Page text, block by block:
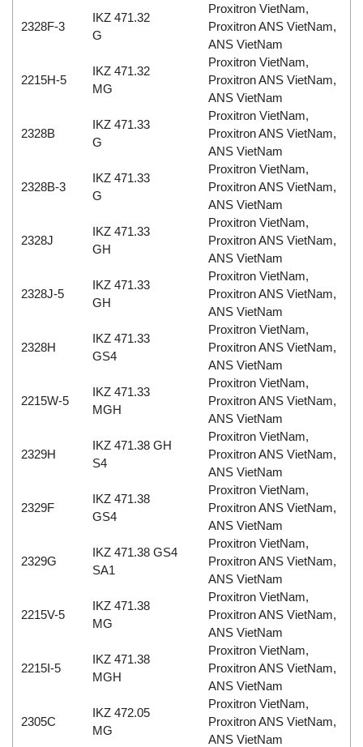
2328F-3
IKZ 471.32
G
Proxitron VietNam,
Proxitron ANS VietNam,
ANS VietNam
2215H-5
IKZ 471.32
MG
Proxitron VietNam,
Proxitron ANS VietNam,
ANS VietNam
2328B
IKZ 471.33
G
Proxitron VietNam,
Proxitron ANS VietNam,
ANS VietNam
2328B-3
IKZ 471.33
G
Proxitron VietNam,
Proxitron ANS VietNam,
ANS VietNam
2328J
IKZ 471.33
GH
Proxitron VietNam,
Proxitron ANS VietNam,
ANS VietNam
2328J-5
IKZ 471.33
GH
Proxitron VietNam,
Proxitron ANS VietNam,
ANS VietNam
2328H
IKZ 471.33
GS4
Proxitron VietNam,
Proxitron ANS VietNam,
ANS VietNam
2215W-5
IKZ 471.33
MGH
Proxitron VietNam,
Proxitron ANS VietNam,
ANS VietNam
2329H
IKZ 471.38 GH
S4
Proxitron VietNam,
Proxitron ANS VietNam,
ANS VietNam
2329F
IKZ 471.38
GS4
Proxitron VietNam,
Proxitron ANS VietNam,
ANS VietNam
2329G
IKZ 471.38 GS4
SA1
Proxitron VietNam,
Proxitron ANS VietNam,
ANS VietNam
2215V-5
IKZ 471.38
MG
Proxitron VietNam,
Proxitron ANS VietNam,
ANS VietNam
2215I-5
IKZ 471.38
MGH
Proxitron VietNam,
Proxitron ANS VietNam,
ANS VietNam
2305C
IKZ 472.05
MG
Proxitron VietNam,
Proxitron ANS VietNam,
ANS VietNam